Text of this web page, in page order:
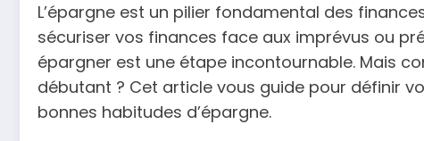
L’épargne est un pilier fondamental des
sécuriser vos finances face aux imprévus ou
épargner est une étape incontournable. Mais
débutant ? Cet article vous guide pour définir
bonnes habitudes d’épargne.